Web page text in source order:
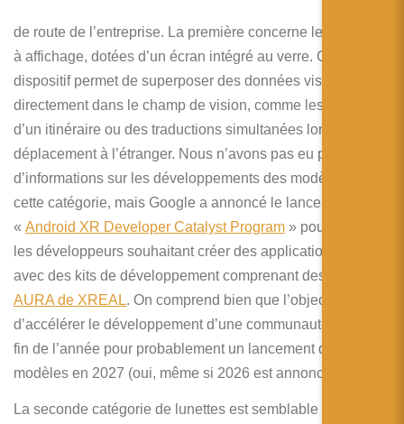
de route de l’entreprise. La première concerne les lunettes
à affichage, dotées d’un écran intégré au verre. Ce
dispositif permet de superposer des données visuelles
directement dans le champ de vision, comme les détails
d’un itinéraire ou des traductions simultanées lors d’un
déplacement à l’étranger. Nous n’avons pas eu plus
d’informations sur les développements des modèles de
cette catégorie, mais Google a annoncé le lancement du
« Android XR Developer Catalyst Program » pour soutenir
les développeurs souhaitant créer des applications XR
avec des kits de développement comprenant des lunettes
AURA de XREAL. On comprend bien que l’objectif est
d’accélérer le développement d’une communauté d’ici la
fin de l’année pour probablement un lancement des
modèles en 2027 (oui, même si 2026 est annoncé).
La seconde catégorie de lunettes est semblable aux Ray-